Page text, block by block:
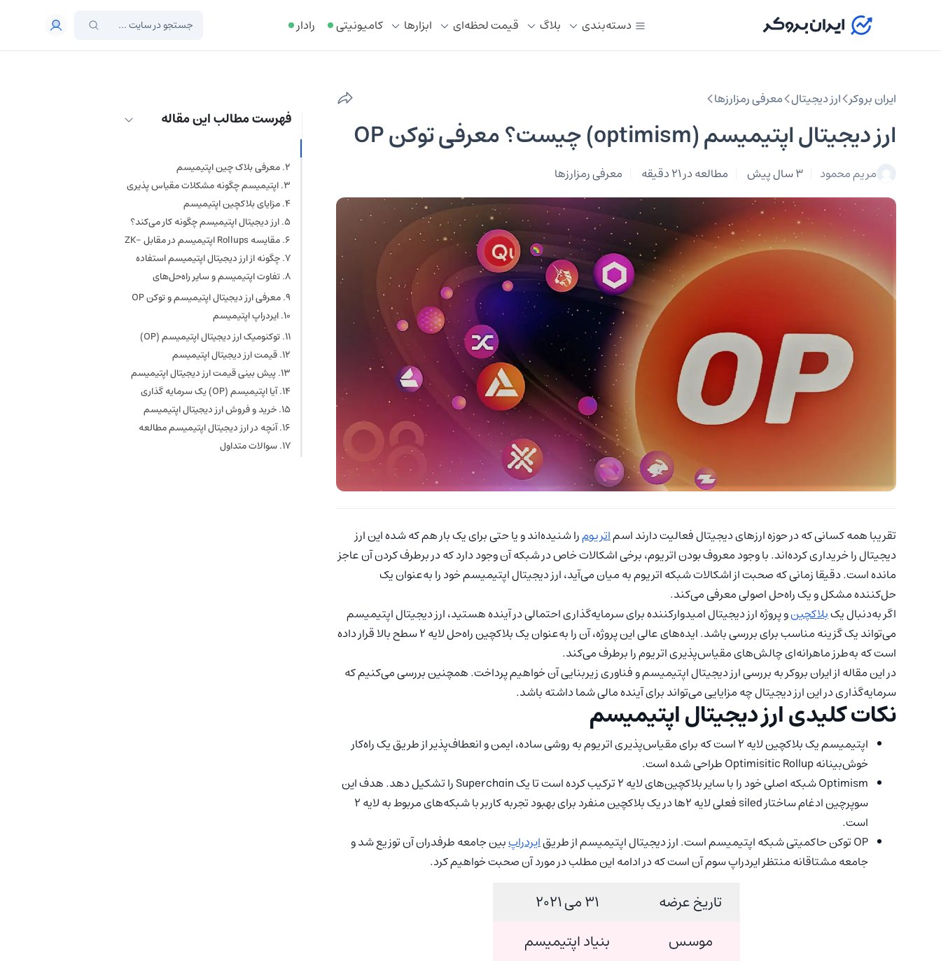
دسته‌بندی بلاگ قیمت لحظه‌ای ابزار‌ها کامیونیتی رادار
ایران بروکر ارز دیجیتال معرفی رمزارزها
ارز دیجیتال اپتیمیسم (optimism) چیست؟ معرفی توکن OP
مریم محمود 3 سال پیش مطالعه در 21 دقیقه معرفی رمزارزها
تقریبا همه کسانی که در حوزه ارزهای دیجیتال فعالیت دارند اسماتریومرا شنیده‌اند و یا حتی برای یک بار هم که شده این ارز
دیجیتال را خریداری کرده‌اند. با وجود معروف بودن اتریوم، برخی اشکالات خاص در شبکه آن وجود دارد که در برطرف کردن آن عاجز
مانده است. دقیقا زمانی که صحبت از اشکالات شبکه اتریوم به میان می‌آید، ارز دیجیتال اپتیمیسم خود را به‌عنوان یک
حل‌کننده مشکل و یک راه‌حل اصولی معرفی می‌کند.
اگر به‌دنبال یکبلاکچینو پروژه ارز دیجیتال امیدوارکننده برای سرمایه‌گذاری احتمالی در آینده هستید، ارز دیجیتال اپتیمیسم
می‌تواند یک گزینه مناسب برای بررسی باشد. ایده‌های عالی این پروژه، آن را به‌عنوان یک بلاکچین راه‌حل لایه ۲ سطح بالا قرار داده
است که به‌طرز ماهرانه‌ای چالش‌های مقیاس‌پذیری اتریوم را برطرف می‌کند.
در این مقاله از ایران بروکر به بررسی ارز دیجیتال اپتیمیسم و فناوری زیربنایی آن خواهیم پرداخت. همچنین بررسی می‌کنیم که
سرمایه‌گذاری در این ارز دیجیتال چه مزایایی می‌تواند برای آینده مالی شما داشته باشد.
نکات کلیدی ارز دیجیتال اپتیمیسم
اپتیمیسم یک بلاکچین لایه ۲ است که برای مقیاس‌پذیری اتریوم به روشی ساده، ایمن و انعطاف‌پذیر از طریق یک راه‌کار
خوش‌بینانه Optimisitic Rollup طراحی شده است.
Optimism شبکه اصلی خود را با سایر بلاکچین‌های لایه ۲ ترکیب کرده است تا یک Superchain را تشکیل دهد. هدف این
سوپرچین ادغام ساختار siled فعلی لایه ۲ها در یک بلاکچین منفرد برای بهبود تجربه کاربر با شبکه‌های مربوط به لایه ۲
است.
OP توکن حاکمیتی شبکه اپتیمیسم است. ارز دیجیتال اپتیمیسم از طریق
ایردراپبین جامعه طرفدران آن توزیع شد و
جامعه مشتاقانه منتظر ایردراپ سوم آن است که در ادامه این مطلب در مورد آن صحبت خواهیم کرد.
تاریخ عرضه
۳۱ می ۲۰۲۱
موسس
بنیاد اپتیمیسم
فهرست مطالب این مقاله
نکات کلیدی ارز دیجیتال اپتیمیسم
معرفی بلاک چین اپتیمیسم
اپتیمیسم چگونه مشکلات مقیاس پذیری
اتریوم را حل می‌کند؟
مزایای بلاکچین اپتیمیسم
ارز دیجیتال اپتیمیسم چگونه کار می‌کند؟
مقایسه Rollups اپتیمیسم در مقابل ZK-
Rollups
چگونه از ارز دیجیتال اپتیمیسم استفاده
کنیم؟
تفاوت اپتیمیسم و سایر راه‌حل‌های
مقیاس پذیری لایه ۲ اتریوم
تفاوت اپتیمیسم و آربیتروم
تفاوت اپتیمیسم و پالیگان
تفاوت اپتیمیسم و zkSync
معرفی ارز دیجیتال اپتیمیسم و توکن OP
ایردراپ اپتیمیسم
ایردراپ مرحله یک اپتیمیسم
ایردراپ مرحله ۲ اپتیمیسم
ایردراپ مرحله ۳ اپتیمیسم
توکنومیک ارز دیجیتال اپتیمیسم (OP)
قیمت ارز دیجیتال اپتیمیسم
پیش بینی قیمت ارز دیجیتال اپتیمیسم
آیا اپتیمیسم (OP) یک سرمایه گذاری
خوب است؟
خرید و فروش ارز دیجیتال اپتیمیسم
آنچه در ارز دیجیتال اپتیمیسم مطالعه
کردیم:
سوالات متداول